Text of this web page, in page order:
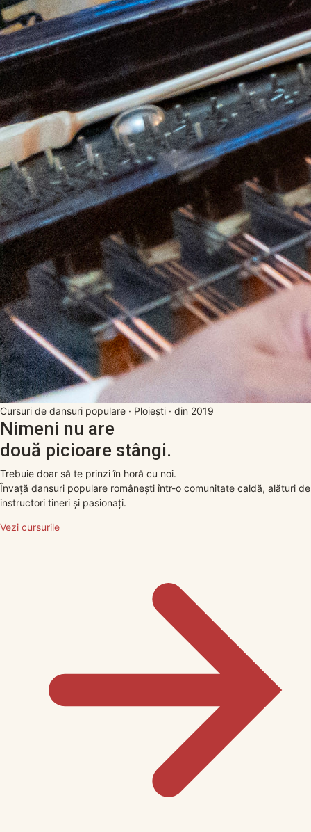
Cursuri de dansuri populare · Ploiești · din 2019
Nimeni nu are
două picioare stângi.
Trebuie doar să te prinzi în horă cu noi.
Învață dansuri populare românești într-o comunitate caldă, alături de
instructori tineri și pasionați.
Vezi cursurile